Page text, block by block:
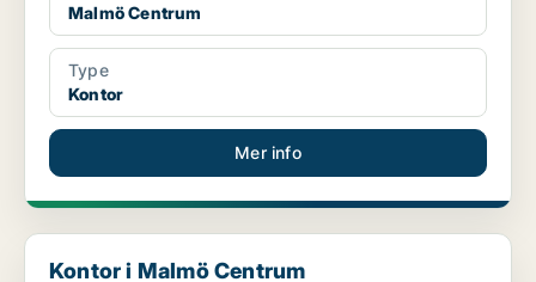
Malmö Centrum
Type
Kontor
Mer info
Kontor i Malmö Centrum
Kontor i Malmö Centrum